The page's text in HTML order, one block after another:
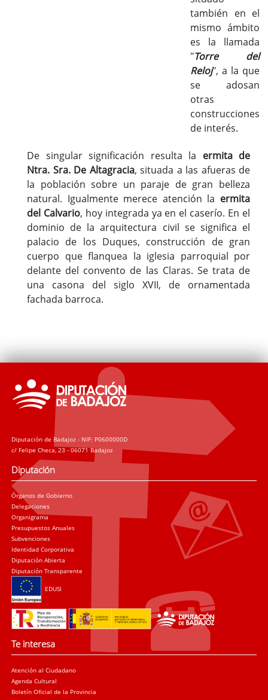
también en el
mismo ámbito
es la llamada
"Torre del
Reloj", a la que
se adosan
otras
construcciones
de interés.
De singular significación resulta la ermita de
Ntra. Sra. De Altagracia, situada a las afueras de
la población sobre un paraje de gran belleza
natural. Igualmente merece atención la ermita
del Calvario, hoy integrada ya en el caserío. En el
dominio de la arquitectura civil se significa el
palacio de los Duques, construcción de gran
cuerpo que flanquea la iglesia parroquial por
delante del convento de las Claras. Se trata de
una casona del siglo XVII, de ornamentada
fachada barroca.
Diputación de Badajoz - NIF: P0600000D
c/ Felipe Checa, 23 - 06071 Badajoz
Diputación
Órganos de Gobierno
Delegaciones
Organigrama
Presupuestos Anuales
Subvenciones
Identidad Corporativa
Diputación Abierta
Diputación Transparente
EDUSI
Te interesa
Atención al Ciudadano
Agenda Cultural
Boletín Oficial de la Provincia